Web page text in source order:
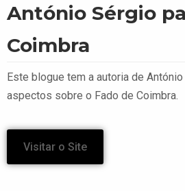
António Sérgio
Coimbra
Este blogue tem a autoria de
aspectos sobre o Fado de Coimbra.
Visitar o Site